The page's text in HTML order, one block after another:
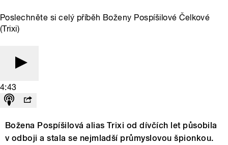
Poslechněte si celý příběh Boženy Pospíšilové Čelkové
(Trixi)
4:43
Božena Pospíšilová alias Trixi od dívčích let působila
v odboji a stala se nejmladší průmyslovou špionkou.